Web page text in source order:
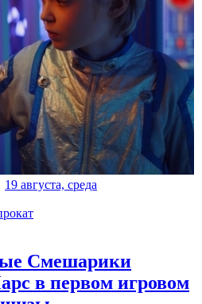
19 августа, среда
Смешарики
в первом игровом